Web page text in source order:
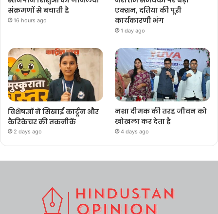
संक्रमणों से बचाती है
16 hours ago
एक्शन, दतिया की पूरी
कार्यकारणी भंग
1 day ago
विशेषज्ञों ने सिखाईं कार्टून और
कैरिकेचर की तकनीकें
2 days ago
नशा दीमक की तरह जीवन को
खोखला कर देता है
4 days ago